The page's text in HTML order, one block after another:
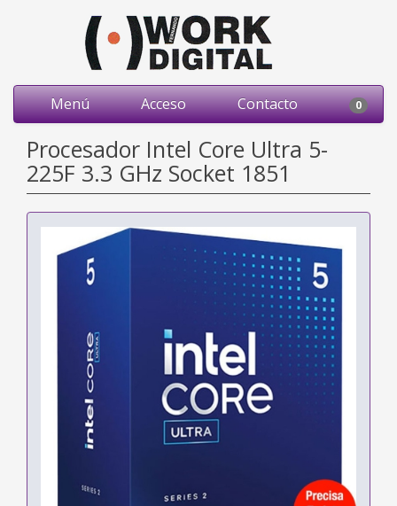
Menú Acceso Contacto 0
Procesador Intel Core Ultra 5-
225F 3.3 GHz Socket 1851